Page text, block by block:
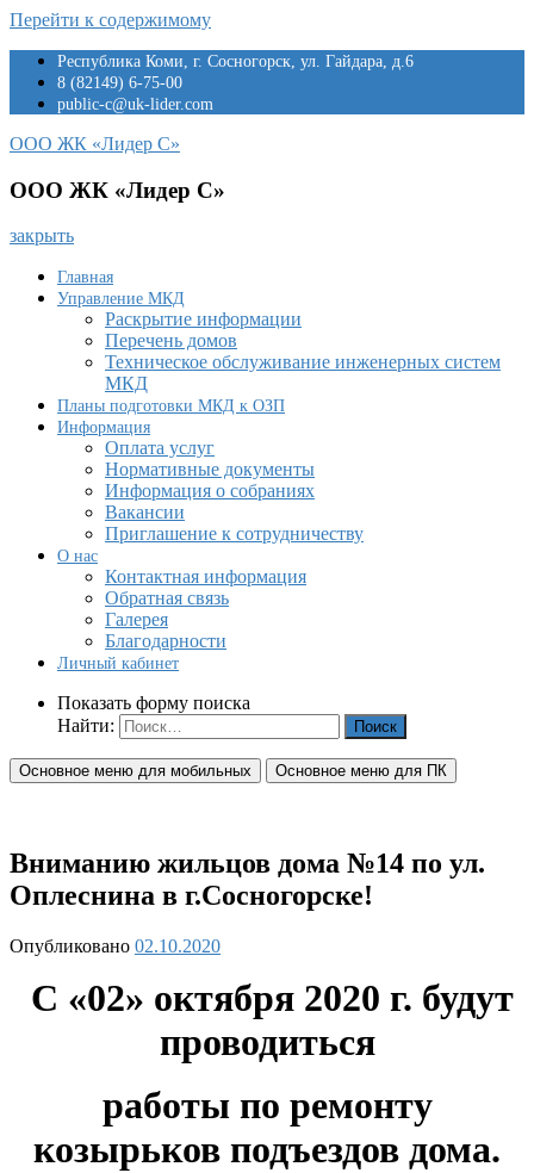
Перейти к содержимому
Республика Коми, г. Сосногорск, ул. Гайдара, д.6
8 (82149) 6-75-00
public-c@uk-lider.com
ООО ЖК «Лидер С»
ООО ЖК «Лидер С»
закрыть
Главная
Управление МКД
Раскрытие информации
Перечень домов
Техническое обслуживание инженерных систем
МКД
Планы подготовки МКД к ОЗП
Информация
Оплата услуг
Нормативные документы
Информация о собраниях
Вакансии
Приглашение к сотрудничеству
О нас
Контактная информация
Обратная связь
Галерея
Благодарности
Личный кабинет
Показать форму поиска
Найти:
Основное меню для мобильных Основное меню для ПК
Вниманию жильцов дома №14 по ул.
Оплеснина в г.Сосногорске!
Опубликовано 02.10.2020
С «02» октября 2020 г. будут
проводиться
работы по ремонту
козырьков подъездов дома.